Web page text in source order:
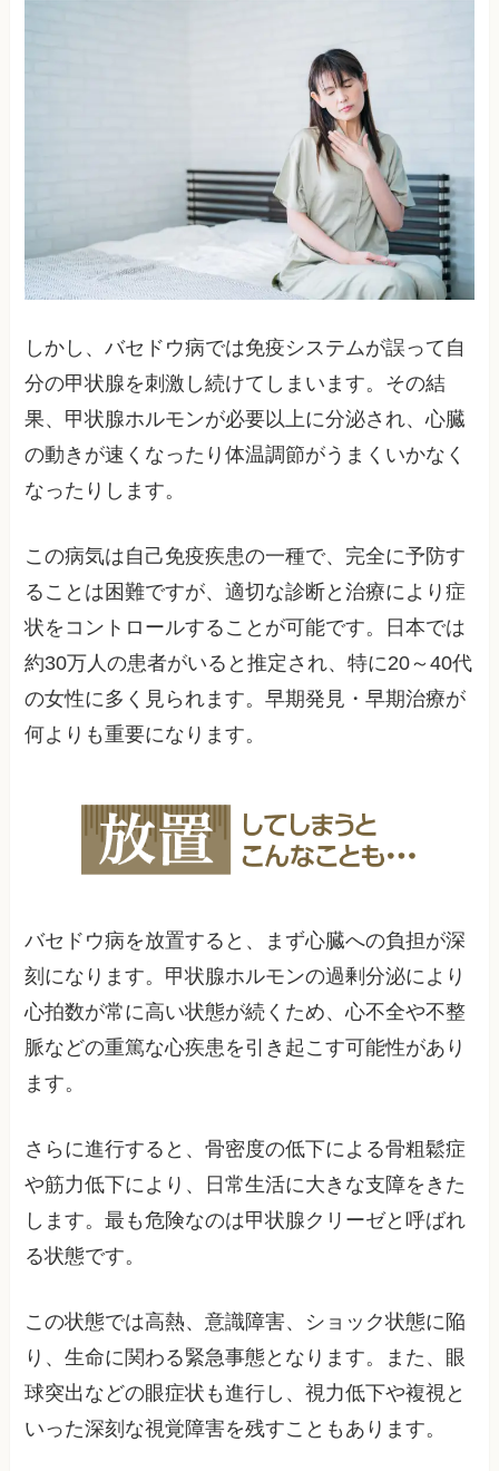
しかし、バセドウ病では免疫システムが誤って自
分の甲状腺を刺激し続けてしまいます。その結
果、甲状腺ホルモンが必要以上に分泌され、心臓
の動きが速くなったり体温調節がうまくいかなく
なったりします。
この病気は自己免疫疾患の一種で、完全に予防す
ることは困難ですが、適切な診断と治療により症
状をコントロールすることが可能です。日本では
約30万人の患者がいると推定され、特に20～40代
の女性に多く見られます。早期発見・早期治療が
何よりも重要になります。
バセドウ病を放置すると、まず心臓への負担が深
刻になります。甲状腺ホルモンの過剰分泌により
心拍数が常に高い状態が続くため、心不全や不整
脈などの重篤な心疾患を引き起こす可能性があり
ます。
さらに進行すると、骨密度の低下による骨粗鬆症
や筋力低下により、日常生活に大きな支障をきた
します。最も危険なのは甲状腺クリーゼと呼ばれ
る状態です。
この状態では高熱、意識障害、ショック状態に陥
り、生命に関わる緊急事態となります。また、眼
球突出などの眼症状も進行し、視力低下や複視と
いった深刻な視覚障害を残すこともあります。